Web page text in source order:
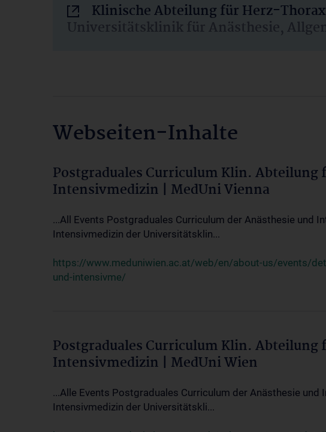
Klinische Abteilung für Herz-
Universitätsklinik für Anästhesie,
Webseiten-Inhalte
Postgraduales Curriculum Klin.
Intensivmedizin | MedUni Vienna
...All Events Postgraduales Curriculum der Anästhesie und
Intensivmedizin der Universitätsklin...
https://www.meduniwien.ac.at/web/en/about-us/events/
und-intensivme/
Postgraduales Curriculum Klin.
Intensivmedizin | MedUni Wien
...Alle Events Postgraduales Curriculum der Anästhesie
Intensivmedizin der Universitätskli...